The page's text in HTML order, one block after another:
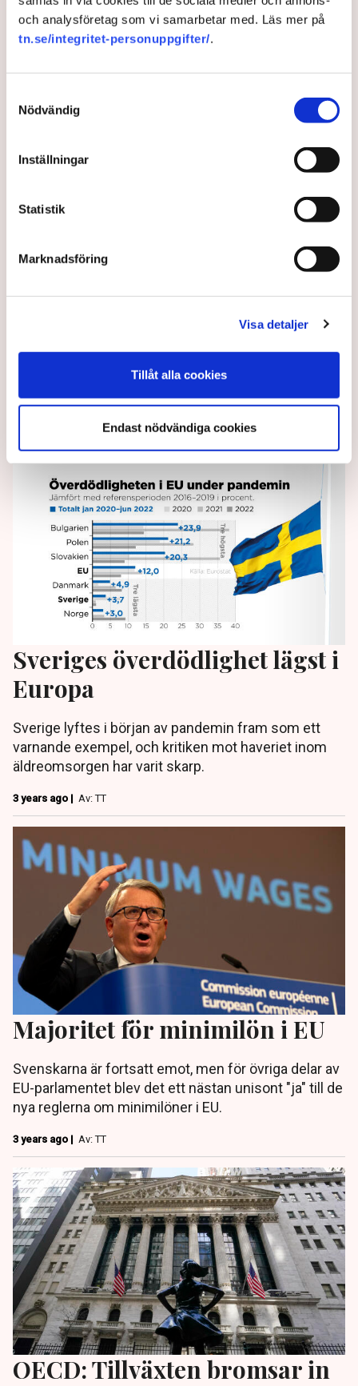
och analysföretag som vi samarbetar med. Läs mer på
tn.se/integritet-personuppgifter/.
Nödvändig
Inställningar
Statistik
Marknadsföring
Visa detaljer
Tillåt alla cookies
Endast nödvändiga cookies
Svenskt Näringsliv har mer än sju av tio
importerande företag upplevt svårigheter vid import.
Efter valet i Italien: Fler gräl
En mer nationalistisk ytterhöger får allt större
inflytande i Europa, när gränserna mot den
traditionella högern suddas ut.
Av: TT
Sveriges överdödlighet lägst i
Europa
Sverige lyftes i början av pandemin fram som ett
varnande exempel, och kritiken mot haveriet inom
äldreomsorgen har varit skarp.
3 years ago | Av: TT
Majoritet för minimilön i EU
Svenskarna är fortsatt emot, men för övriga delar av
EU-parlamentet blev det ett nästan unisont "ja" till de
nya reglerna om minimilöner i EU.
3 years ago | Av: TT
OECD: Tillväxten bromsar in